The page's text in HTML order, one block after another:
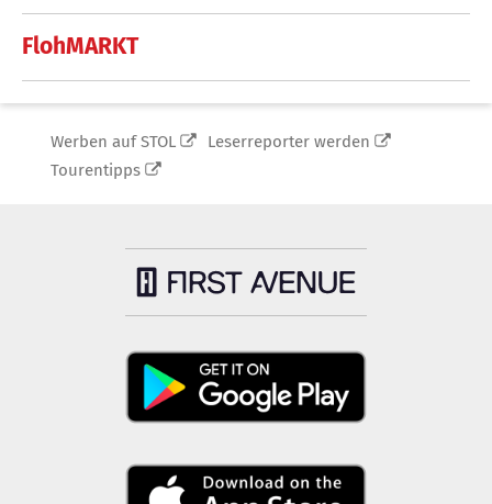
FlohMARKT
Werben auf STOL
Leserreporter werden
Tourentipps